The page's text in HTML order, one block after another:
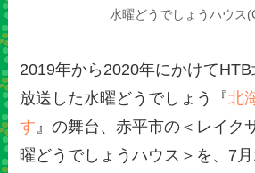
水曜どうでしょうハウス
2019年から2020年にかけて
放送した水曜どうでしょう『北
す 』の舞台、赤平市の＜レイク
曜どうでしょうハウス＞を、7